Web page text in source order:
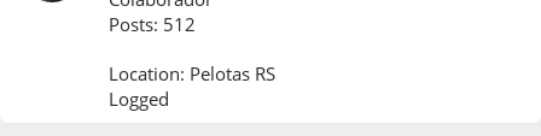
Posts: 512
Location: Pelotas RS
Logged